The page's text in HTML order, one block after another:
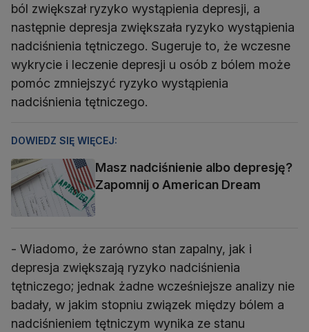
ból zwiększał ryzyko wystąpienia depresji, a
następnie depresja zwiększała ryzyko wystąpienia
nadciśnienia tętniczego. Sugeruje to, że wczesne
wykrycie i leczenie depresji u osób z bólem może
pomóc zmniejszyć ryzyko wystąpienia
nadciśnienia tętniczego.
DOWIEDZ SIĘ WIĘCEJ:
Masz nadciśnienie albo depresję?
Zapomnij o American Dream
- Wiadomo, że zarówno stan zapalny, jak i
depresja zwiększają ryzyko nadciśnienia
tętniczego; jednak żadne wcześniejsze analizy nie
badały, w jakim stopniu związek między bólem a
nadciśnieniem tętniczym wynika ze stanu